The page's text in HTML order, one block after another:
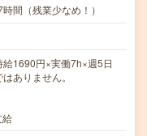
間（残業少なめ！）
1690円×実働7h×週5日
ありません。
給